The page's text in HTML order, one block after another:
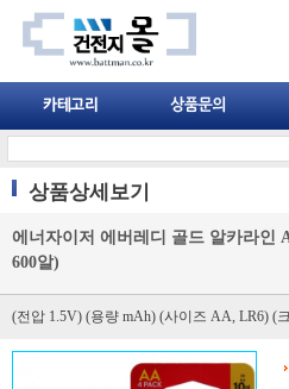
상품상세보기
에너자이저 에버레디 골드 알카라인
600알)
(전압 1.5V) (용량 mAh) (사이즈 AA, LR6) (